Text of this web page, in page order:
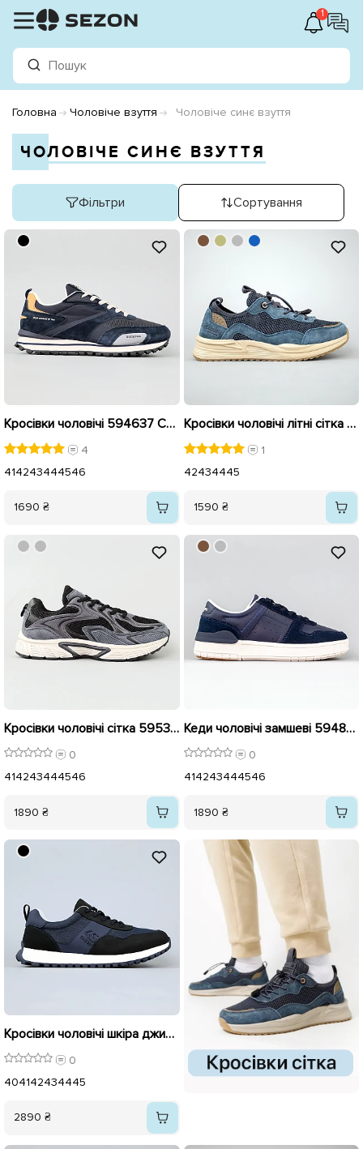
1
Головна Чоловіче взуття Чоловіче синє взуття
ЧОЛОВІЧЕ СИНЄ ВЗУТТЯ
Фільтри Сортування
Кросівки чоловічі 594637 Сині
4
414243444546
1690 ₴
Кросівки чоловічі літні сітка 594373 Сині з коричневим
1
42434445
1590 ₴
Кросівки чоловічі сітка 595396 Сіро-сині
0
414243444546
1890 ₴
Кеди чоловічі замшеві 594891 Сині
0
414243444546
1890 ₴
Кросівки чоловічі шкіра джинс 594775 Сині
0
404142434445
2890 ₴